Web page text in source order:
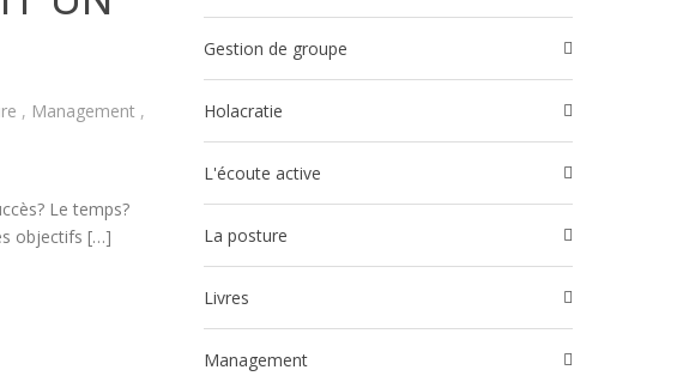
, Management ,
Le temps?
objectifs […]
Gestion de groupe
Holacratie
l'écoute active
La posture
Livres
Management